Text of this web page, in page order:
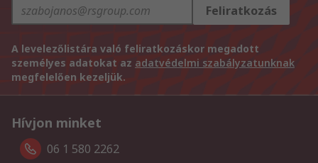
Feliratkozás
A levelezőlistára való feliratkozáskor megadott
személyes adatokat az adatvédelmi szabályzatunknak
megfelelően kezeljük.
Hívjon minket
06 1 580 2262